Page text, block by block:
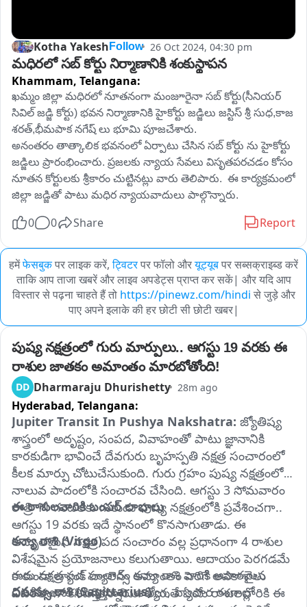
Kotha Yakesh Follow 26 Oct 2024, 04:30 pm
మధిరలో సబ్ కోర్టు నిర్మాణానికి శంకుస్థాపన
Khammam, Telangana:
ఖమ్మం జిల్లా మధిరలో నూతనంగా మంజూరైనా సబ్ కోర్టు(సీనియర్
సివిల్ జడ్జి కోర్టు) భవన నిర్మాణానికి హైకోర్టు జడ్జిలు జస్టిస్ శ్రీ సుధ,కాజ
శరత్,భీమపాక నగేష్ లు భూమి పూజచేశారు.
అనంతరం తాత్కాలిక భవనంలో ఏర్పాటు చేసిన సబ్ కోర్టు ను హైకోర్టు
జడ్జిలు ప్రారంభించారు. ప్రజలకు న్యాయ సేవలు విసృతపరచడం కోసం
నూతన కోర్టులకు శ్రీకారం చుట్టినట్లు వారు తెలిపారు.  ఈ కార్యక్రమంలో
జిల్లా జడ్జితో పాటు మధిర న్యాయవాదులు పాల్గొన్నారు.
0 0 Share Report
हमेंफेसबुकपर लाइक करें, ट्विटरपर फॉलो औरयूट्यूबपर सब्सक्राइब्ड करें
ताकि आप ताजा खबरें और लाइव अपडेट्स प्राप्त कर सकें| और यदि आप
विस्तार से पढ़ना चाहते हैं तो https://pinewz.com/hindi से जुड़े और
पाए अपने इलाके की हर छोटी सी छोटी खबर|
పుష్య నక్షత్రంలో గురు మార్పులు.. ఆగస్టు 19 వరకు ఈ
రాశుల జాతకం అమాంతం మారబోతోంది!
DD Dharmaraju Dhurishetty 28m ago
Hyderabad, Telangana:
Jupiter Transit In Pushya Nakshatra: జ్యోతిష్య
శాస్త్రంలో అదృష్టం, సంపద, వివాహంతో పాటు జ్ఞానానికి
కారకుడిగా భావించే దేవగురు బృహస్పతి నక్షత్ర సంచారంలో
కీలక మార్పు చోటుచేసుకుంది. గురు గ్రహం పుష్య నక్షత్రంలోని
నాలువ పాదంలోకి సంచారవ చేసింది. ఆగస్టు 3 సోమవారం
రాత్రి 11 గంటలకు గురుడు పుష్య నక్షత్రంలోకి ప్రవేశించగా..
ఆగస్టు 19 వరకు ఇదే స్థానంలో కొనసాగుతాడు. ఈ
అద్భుతమైన నక్షత్ర పద సంచారం వల్ల ప్రధానంగా 4 రాశుల
విశేషమైన ప్రయోజనాలు కలుగుతాయి. ఆదాయం పెరగడమే
కాకుండా బ్యాంక్ బ్యాలెన్స్ అమాంతం పెరిగే అవకాశాలు
విపరీతంగా కనిపిస్తున్నాయి. అయితే ఏయే రాశులవారికి ఈ
ఈ రాశులవారికి బంపర్ లాభాలు
కన్యా రాశి (Virgo)
గురు నక్షత్ర పద సంచారం కన్యా రాశి వారికి అపారమైన
విజయాలను అందిస్తుంది. ఉద్యోగ, వ్యాపార రంగాల్లో
ధనుస్సు రాశి (Sagittarius)